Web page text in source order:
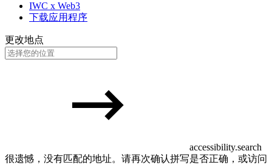
IWC x Web3
下载应用程序
更改地点
accessibility.search
很遗憾，没有匹配的地址。请再次确认拼写是否正确，或访问